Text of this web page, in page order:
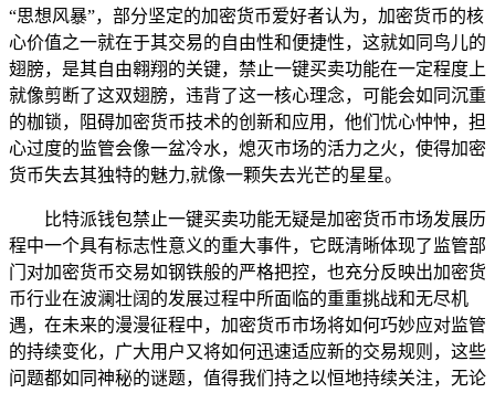
“思想风暴”，部分坚定的加密货币爱好者认为，加密货币的核
心价值之一就在于其交易的自由性和便捷性，这就如同鸟儿的
翅膀，是其自由翱翔的关键，禁止一键买卖功能在一定程度上
就像剪断了这双翅膀，违背了这一核心理念，可能会如同沉重
的枷锁，阻碍加密货币技术的创新和应用，他们忧心忡忡，担
心过度的监管会像一盆冷水，熄灭市场的活力之火，使得加密
货币失去其独特的魅力,就像一颗失去光芒的星星。
比特派钱包禁止一键买卖功能无疑是加密货币市场发展历
程中一个具有标志性意义的重大事件，它既清晰体现了监管部
门对加密货币交易如钢铁般的严格把控，也充分反映出加密货
币行业在波澜壮阔的发展过程中所面临的重重挑战和无尽机
遇，在未来的漫漫征程中，加密货币市场将如何巧妙应对监管
的持续变化，广大用户又将如何迅速适应新的交易规则，这些
问题都如同神秘的谜题，值得我们持之以恒地持续关注，无论